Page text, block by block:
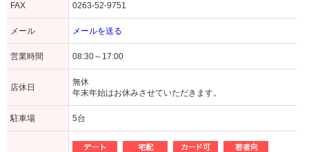
FAX 0263-52-9751
メール メールを送る
営業時間 08:30～17:00
店休日
無休
年末年始はお休みさせていただきます。
駐車場 5台